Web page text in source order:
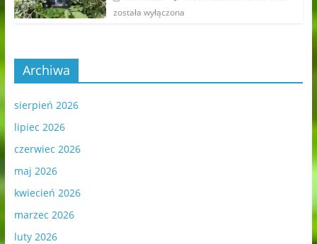
została wyłączona
Archiwa
sierpień 2026
lipiec 2026
czerwiec 2026
maj 2026
kwiecień 2026
marzec 2026
luty 2026